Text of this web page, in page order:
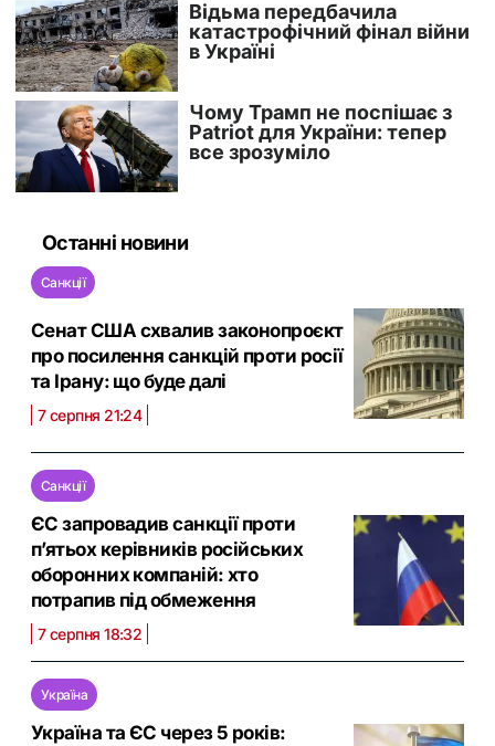
Останні новини
Санкції
Сенат США схвалив законопроєкт
про посилення санкцій проти росії
та Ірану: що буде далі
7 серпня 21:24
Санкції
ЄС запровадив санкції проти
п’ятьох керівників російських
оборонних компаній: хто
потрапив під обмеження
7 серпня 18:32
Україна
Україна та ЄС через 5 років: